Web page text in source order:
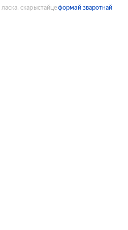
ласка, скарыстайцеформай зваротнай